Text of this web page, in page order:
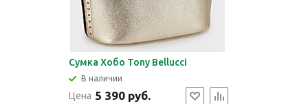
Сумка Хобо Tony Bellucci
В наличии
Цена 5 390 руб.